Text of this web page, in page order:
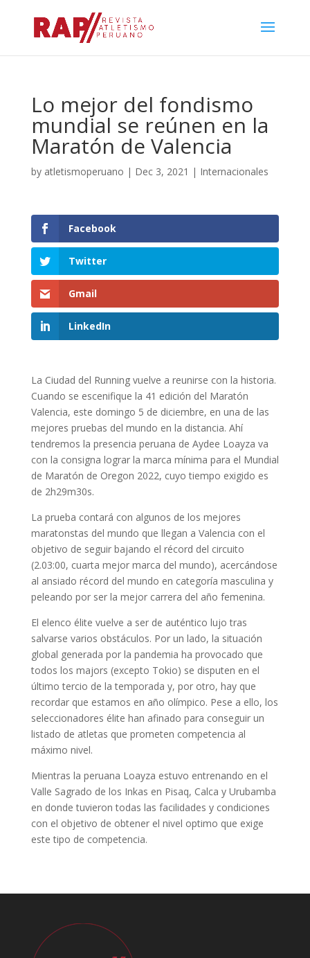
Lo mejor del fondismo
mundial se reúnen en la
Maratón de Valencia
by atletismoperuano | Dec 3, 2021 | Internacionales
Facebook
Twitter
Gmail
LinkedIn
La Ciudad del Running vuelve a reunirse con la historia.
Cuando se escenifique la 41 edición del Maratón
Valencia, este domingo 5 de diciembre, en una de las
mejores pruebas del mundo en la distancia. Ahí
tendremos la presencia peruana de Aydee Loayza va
con la consigna lograr la marca mínima para el Mundial
de Maratón de Oregon 2022, cuyo tiempo exigido es
de 2h29m30s.
La prueba contará con algunos de los mejores
maratonstas del mundo que llegan a Valencia con el
objetivo de seguir bajando el récord del circuito
(2.03:00, cuarta mejor marca del mundo), acercándose
al ansiado récord del mundo en categoría masculina y
peleando por ser la mejor carrera del año femenina.
El elenco élite vuelve a ser de auténtico lujo tras
salvarse varios obstáculos. Por un lado, la situación
global generada por la pandemia ha provocado que
todos los majors (excepto Tokio) se disputen en el
último tercio de la temporada y, por otro, hay que
recordar que estamos en año olímpico. Pese a ello, los
seleccionadores élite han afinado para conseguir un
listado de atletas que prometen competencia al
máximo nivel.
Mientras la peruana Loayza estuvo entrenando en el
Valle Sagrado de los Inkas en Pisaq, Calca y Urubamba
en donde tuvieron todas las facilidades y condiciones
con el objetivo de obtener el nivel optimo que exige
este tipo de competencia.